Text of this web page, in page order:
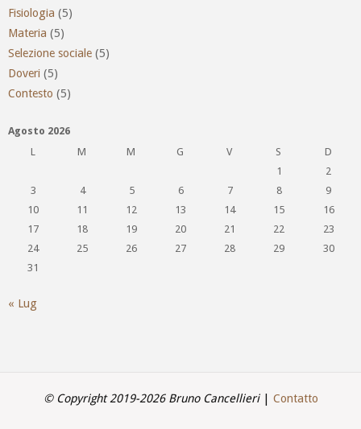
Fisiologia (5)
Materia (5)
Selezione sociale (5)
Doveri (5)
Contesto (5)
Agosto 2026
L
M M G V S
D
1
2
3
4 5 6 7 8
9
10
11 12 13 14 15
16
17
18 19 20 21 22
23
24
25 26 27 28 29
30
31
« Lug
© Copyright 2019-2026 Bruno Cancellieri| Contatto